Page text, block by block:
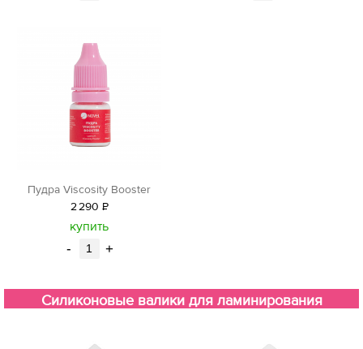
Пудра Viscosity Booster
2290 Р
уб.
купить
- +
Силиконовые валики для ламинирования